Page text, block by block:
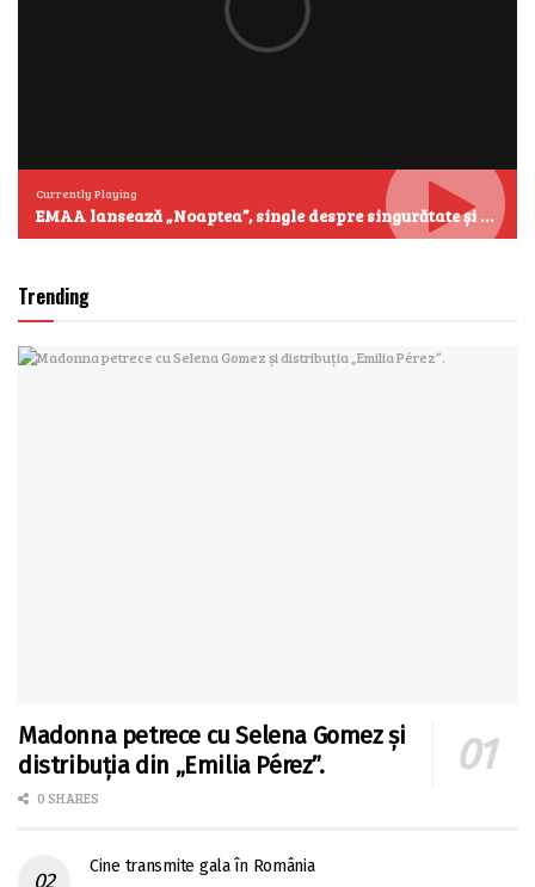
Currently Playing
EMAA lansează „Noaptea”, single despre singurătate și emoțiile care se aud cel mai clar după miezul nopții
Trending
Madonna petrece cu Selena Gomez și
distribuția din „Emilia Pérez”.
0 SHARES
Cine transmite gala în România